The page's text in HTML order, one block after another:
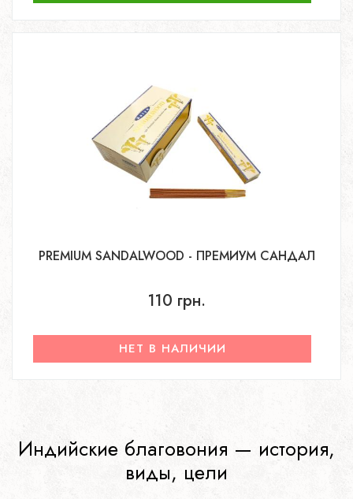
PREMIUM SANDALWOOD - ПРЕМИУМ САНДАЛ
110 грн.
НЕТ В НАЛИЧИИ
Индийские благовония — история,
виды, цели